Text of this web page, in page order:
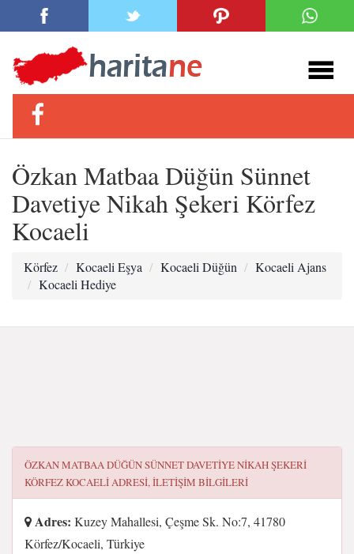
Özkan Matbaa Düğün Sünnet
Davetiye Nikah Şekeri Körfez
Kocaeli
Körfez Kocaeli Eşya Kocaeli Düğün
Kocaeli Ajans
Kocaeli Hediye
ÖZKAN MATBAA DÜĞÜN SÜNNET DAVETIYE NIKAH ŞEKERI
KÖRFEZ KOCAELIADRESI, ILETIŞIM BILGILERI
Adres: Kuzey Mahallesi, Çeşme Sk. No:7, 41780
Körfez/Kocaeli, Türkiye